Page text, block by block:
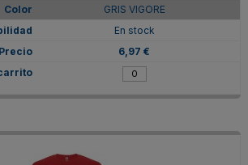
GRIS VIGORE
En stock
6,97 €